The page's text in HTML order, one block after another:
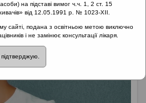
на підставі вимог ч.ч. 1, 2 ст. 15
від 12.05.1991 р. № 1023-XII.
сайті, подана з освітньою метою виключно
і не замінює консультації лікаря.